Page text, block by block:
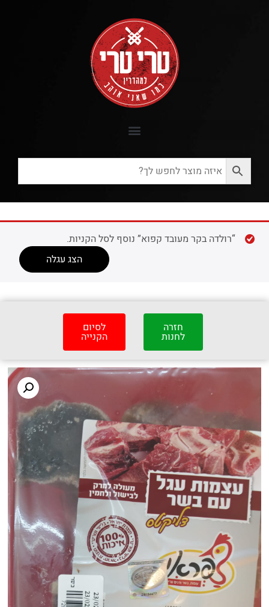
“רולדה בקר מעובד קפוא” נוסף לסל הקניות.
הצג עגלה
חזרה
לחנות
לסיום
הקנייה